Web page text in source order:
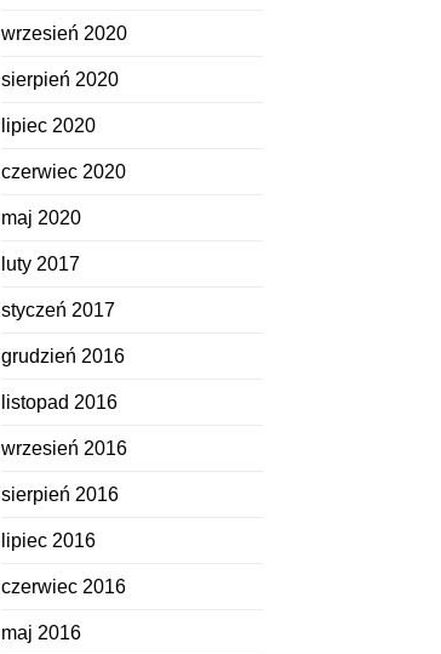
wrzesień 2020
sierpień 2020
lipiec 2020
czerwiec 2020
maj 2020
luty 2017
styczeń 2017
grudzień 2016
listopad 2016
wrzesień 2016
sierpień 2016
lipiec 2016
czerwiec 2016
maj 2016